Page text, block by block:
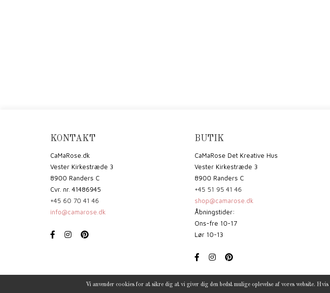
KONTAKT
CaMaRose.dk
Vester Kirkestræde 3
8900 Randers C
Cvr. nr. 41486945
+45 60 70 41 46
info@camarose.dk
BUTIK
CaMaRose Det Kreative Hus
Vester Kirkestræde 3
8900 Randers C
+45 51 95 41 46
shop@camarose.dk
Åbningstider:
Ons-fre 10-17
Lør 10-13
Vi anvender cookies for at sikre dig at vi giver dig den bedst mulige oplevelse af vores website.